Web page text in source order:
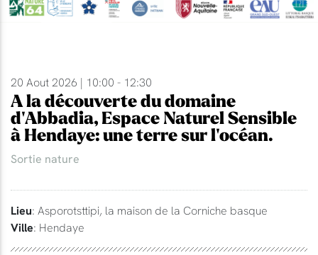
20 Aout 2026 | 10:00 - 12:30
A la découverte du domaine
d'Abbadia, Espace Naturel Sensible
à Hendaye: une terre sur l'océan.
Sortie nature
Lieu: Asporotsttipi, la maison de la Corniche basque
Ville: Hendaye